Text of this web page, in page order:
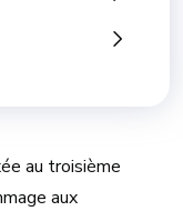
au troisième
aux